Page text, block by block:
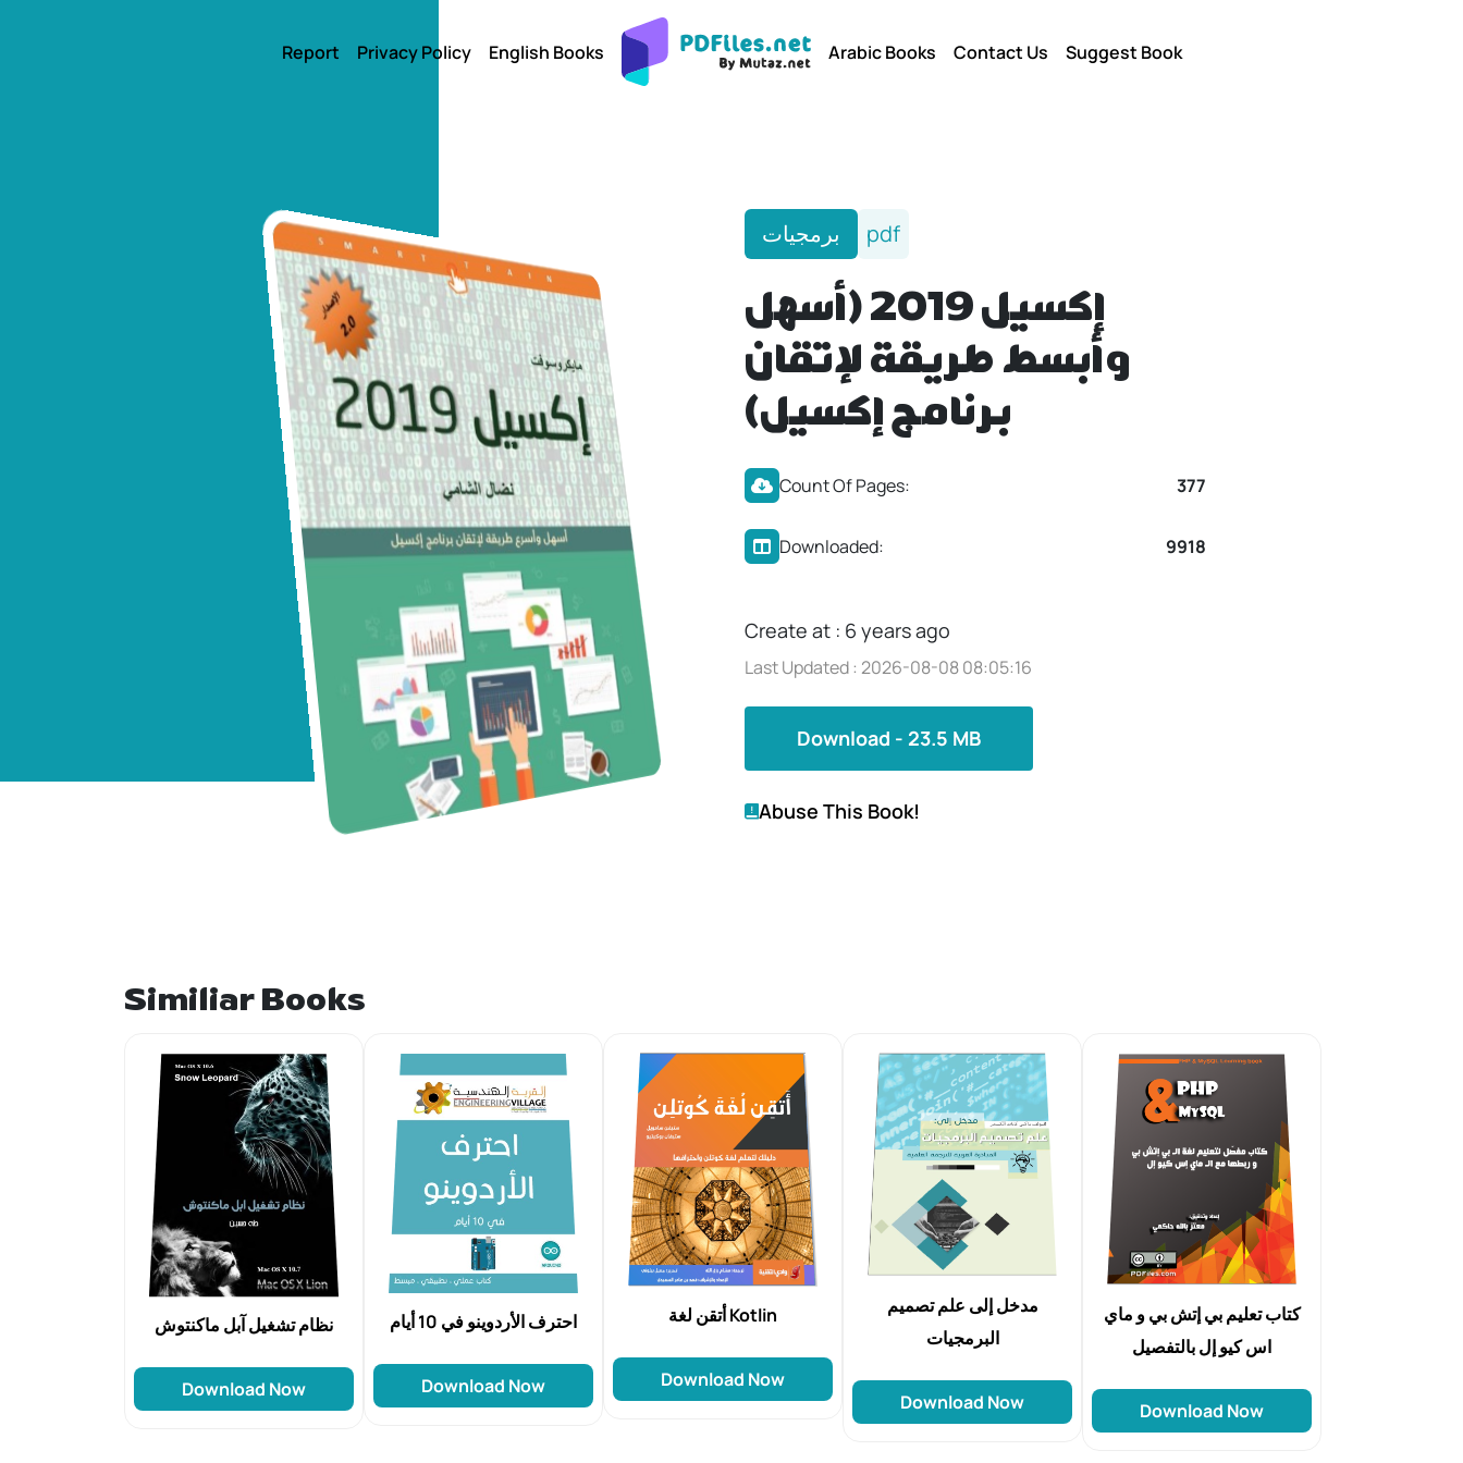
Report Privacy Policy English Books Arabic Books Contact Us Suggest Book
برمجيات pdf
إكسيل 2019 (أسهل
وأبسط طريقة لإتقان
برنامج إكسيل)
Count Of Pages: 377
Downloaded: 9918
Create at : 6 years ago
Last Updated : 2026-08-08 08:05:16
Download - 23.5 MB
Abuse This Book!
Similiar Books
نظام تشغيل آبل ماكنتوش
Download Now
احترف الأردوينو في 10 أيام
Download Now
أتقن لغة Kotlin
Download Now
مدخل إلى علم تصميم
البرمجيات
Download Now
كتاب تعليم بي إتش بي و ماي
اس كيو إل بالتفصيل
Download Now